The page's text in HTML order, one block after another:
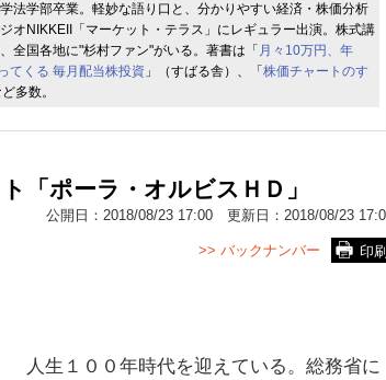
法学部卒業。軽妙な語り口と、分かりやすい経済・株価分析
オNIKKEII「マーケット・テラス」にレギュラー出演。株式講
全国各地に"杉村ファン"がいる。著書は「 月々10万円、年
てくる 毎月配当株投資 」（すばる舎）、「 株価チャートのす
多数。
「ポーラ・オルビスＨＤ」
公開日： 2018/08/23 17:00 更新日： 2018/08/23
印刷
>> バックナンバー
人生１００年時代を迎えている。総務省に